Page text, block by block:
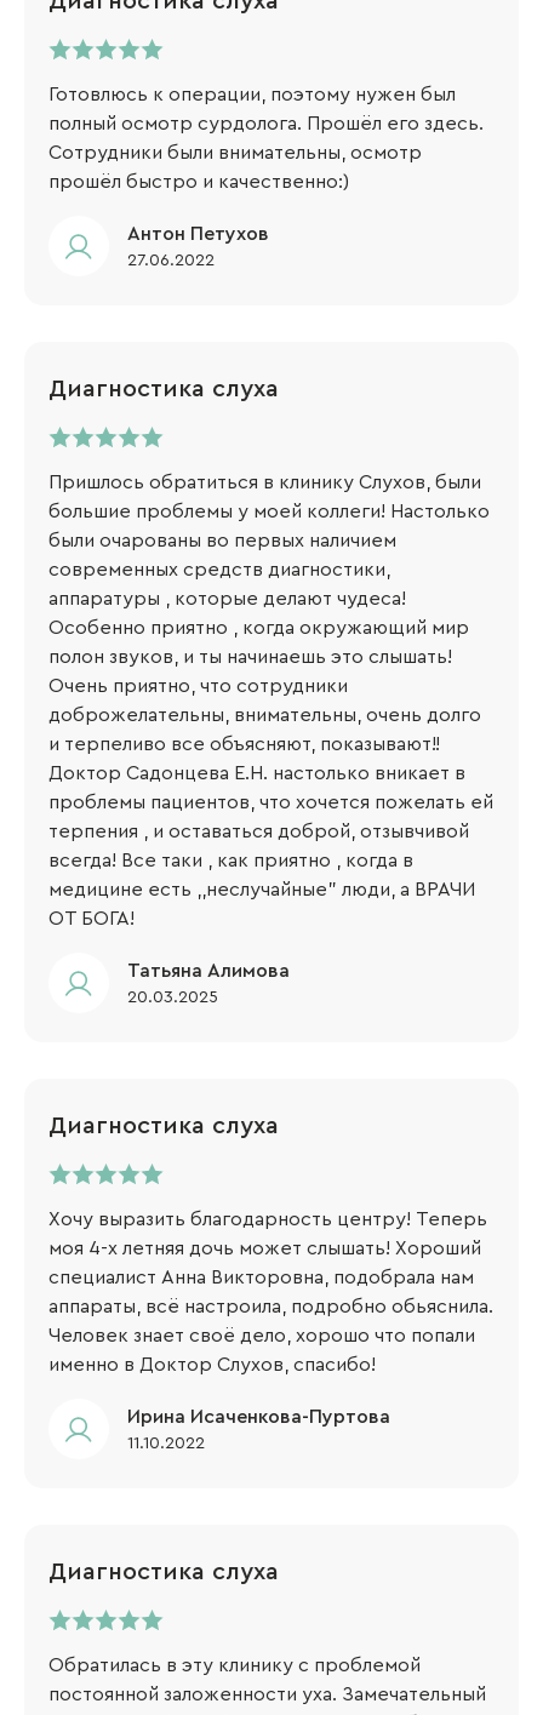
Готовлюсь к операции, поэтому нужен был
полный осмотр сурдолога. Прошёл его здесь.
Сотрудники были внимательны, осмотр
прошёл быстро и качественно:)
​Антон Петухов
27.06.2022
Диагностика слуха
Пришлось обратиться в клинику Слухов, были
большие проблемы у моей коллеги! Настолько
были очарованы во первых наличием
современных средств диагностики,
аппаратуры , которые делают чудеса!
Особенно приятно , когда окружающий мир
полон звуков, и ты начинаешь это слышать!
Очень приятно, что сотрудники
доброжелательны, внимательны, очень долго
и терпеливо все объясняют, показывают!!
Доктор Садонцева Е.Н. настолько вникает в
проблемы пациентов, что хочется пожелать ей
терпения , и оставаться доброй, отзывчивой
всегда! Все таки , как приятно , когда в
медицине есть ,,неслучайные" люди, а ВРАЧИ
ОТ БОГА!
Татьяна Алимова
20.03.2025
Диагностика слуха
Хочу выразить благодарность центру! Теперь
моя 4-х летняя дочь может слышать! Хороший
специалист Анна Викторовна, подобрала нам
аппараты, всё настроила, подробно обьяснила.
Человек знает своё дело, хорошо что попали
именно в Доктор Слухов, спасибо!
Ирина Исаченкова-Пуртова
11.10.2022
Диагностика слуха
Обратилась в эту клинику с проблемой
постоянной заложенности уха. Замечательный